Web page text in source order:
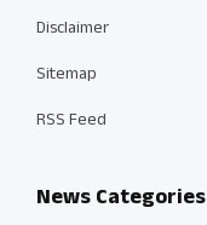
Disclaimer
Sitemap
RSS Feed
News Categories